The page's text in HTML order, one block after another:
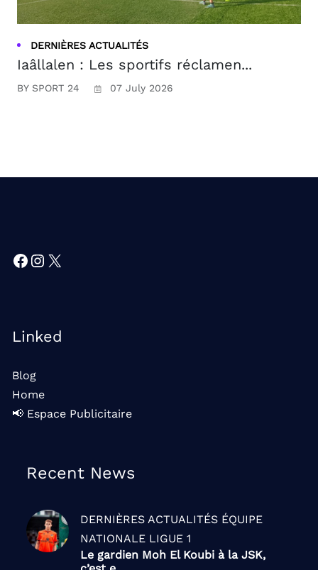
DERNIÈRES ACTUALITÉS
Iaâllalen : Les sportifs réclamen...
BY SPORT 24 07 July 2026
Facebook
Instagram
X
Linked
Blog
Home
📢 Espace Publicitaire
Recent News
DERNIÈRES ACTUALITÉS ÉQUIPE
NATIONALE LIGUE 1
Le gardien Moh El Koubi à la JSK,